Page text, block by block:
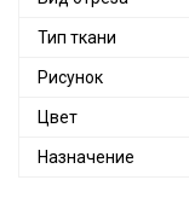
Тип ткани
Рисунок
Цвет
Назначение